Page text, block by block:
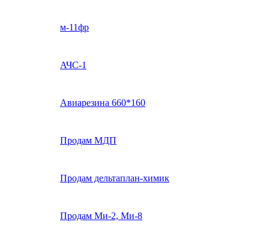
м-11фр
АЧС-1
Авиарезина 660*160
Продам МДП
Продам дельтаплан-химик
Продам Ми-2, Ми-8